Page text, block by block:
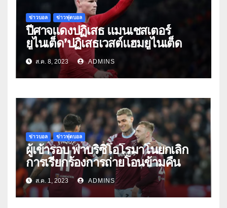
ข่าวบอล ข่าวฟุตบอล
ปีศาจแดงปฏิเสธ แมนเชสเตอร์
ยูไนเต็ด’ปฏิเสธเวสต์แฮมยูไนเต็ด
ส.ค. 8, 2023 ADMINS
ข่าวบอล ข่าวฟุตบอล
ผู้เข้ารอบ ฟาบริซิโอโรมาโนยกเลิก
การเรียกร้องการถ่ายโอนข้ามคืน
ส.ค. 1, 2023 ADMINS